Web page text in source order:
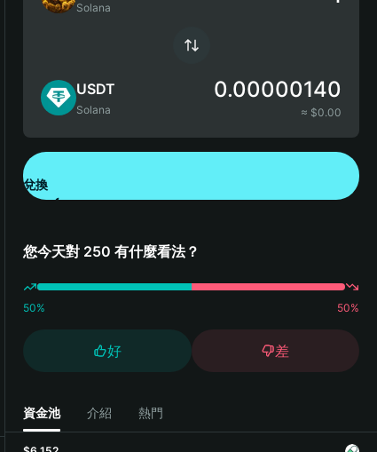
Solana
USDT
Solana
0.00000140
≈ $0.00
兌換
您今天對 250 有什麼看法？
50% 50%
好 差
資金池 介紹 熱門